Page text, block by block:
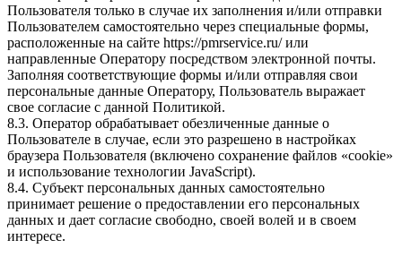
Пользователя только в случае их заполнения и/или отправки
Пользователем самостоятельно через специальные формы,
расположенные на сайте https://pmrservice.ru/или
направленные Оператору посредством электронной почты.
Заполняя соответствующие формы и/или отправляя свои
персональные данные Оператору, Пользователь выражает
свое согласие с данной Политикой.
8.3. Оператор обрабатывает обезличенные данные о
Пользователе в случае, если это разрешено в настройках
браузера Пользователя (включено сохранение файлов «cookie»
и использование технологии JavaScript).
8.4. Субъект персональных данных самостоятельно
принимает решение о предоставлении его персональных
данных и дает согласие свободно, своей волей и в своем
интересе.